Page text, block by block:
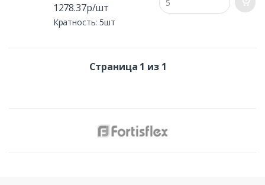
1278.37р/шт
Кратность: 5шт
Страница 1 из 1